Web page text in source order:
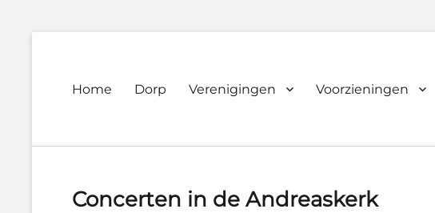
Dorpsvereniging
Westeremden
Primary
Home Dorp Verenigingen Voorzieningen
Concerten in de Andreaskerk